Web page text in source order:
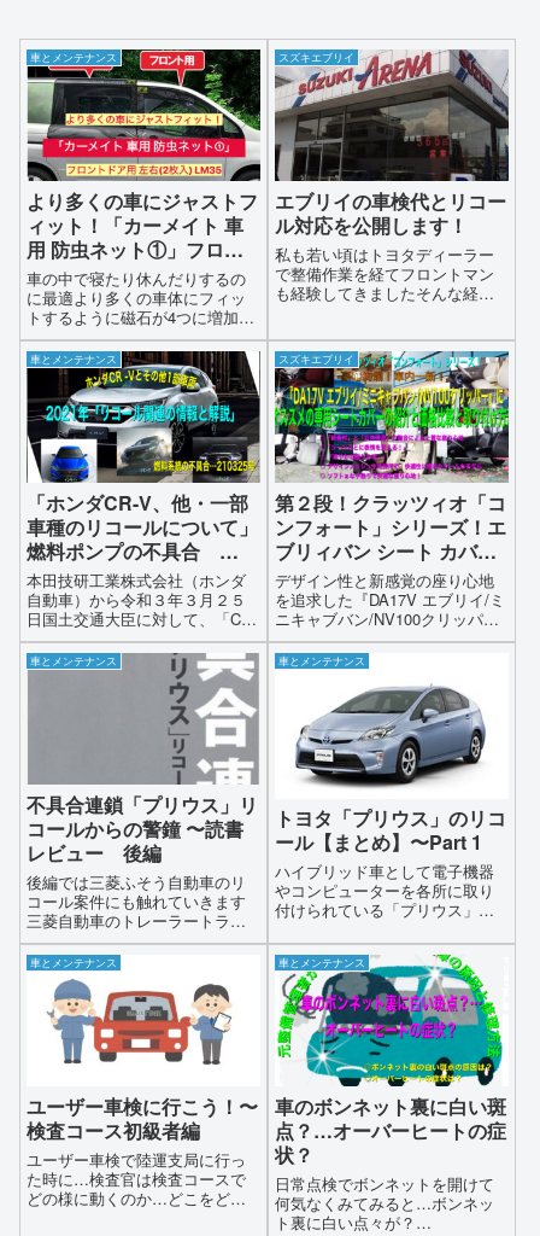
車とメンテナンス
より多くの車にジャストフ
ィット！「カーメイト 車
用 防虫ネット①」フロン
トドア用 左右(2枚入)
LM35
車の中で寝たり休んだりするの
に最適より多くの車体にフィッ
トするように磁石が4つに増加
（3つの従来の製品）虫の侵入を
チャットアウト！（1.5mm）穴
のメッシュを採用フロントドア
用2枚入りのフリーサイズで多く
の車に対応可能軽自動車から大
型車まで取り付けができます
スズキエブリイ
エブリイの車検代とリコー
ル対応を公開します！
私も若い頃はトヨタディーラー
で整備作業を経てフロントマン
も経験してきましたそんな経歴
客様を迎える対応には感心しま
す今回、リコール案件に併せて
車検をお願いしたスズキアリー
ナ川口の対応して頂いた感想と
修理内容についてお話しします
車とメンテナンス
「ホンダCR-V、他・一部
車種のリコールについて」
燃料ポンプの不具合
【2021年~リコール関連の
情報と解説】
本田技研工業株式会社（ホンダ
自動車）から令和３年３月２５
日国土交通大臣に対して、「CR-
V、インサイト、シビック、レジ
ェンド 」の4車種において燃料系
統の不具合によるリコールの届
出があったとのことです対象車
両台数は1万9430台で詳細は下記
スズキエブリイ
第２段！クラッツィオ「コ
ンフォート」シリーズ！エ
ブリィバン シート カバー
価格比較と取り付け方法
デザイン性と新感覚の座り心地
を追求した『DA17V エブリイ/ミ
ニキャブバン/NV100クリッパ
ー』にぴったりのクラッツィオ
「コンフォート」シリーズです
クラッツィオ「コンフォート」
シリーズの『ジャッカ』『クロ
ス』『エアー』『クール』『ネ
オ』の５種類のデザインや機能
を詳しく紹介します
車とメンテナンス
不具合連鎖「プリウス」リ
コールからの警鐘 〜読書
レビュー 後編
後編では三菱ふそう自動車のリ
コール案件にも触れていきます
三菱自動車のトレーラートラッ
クの後輪タイヤが外れ母子3人が
死傷し世間に大きな衝撃を与え
たこの事故はリコールを隠して
いた事が後にわかり自動車会社
のリコールに対する隠蔽体質も
問題視され関係者が逮捕される
と言う刑事責任を負う羽目にも
ことも記事に盛り込みいったい
リコールはなぜなくならないの
か また 自動車メーカーはリコー
ルとどう向き合ってきたのか そ
して 有識者たちはこのリコール
問題をどのようにみているのか
本書の第4章から第6章 について
車とメンテナンス
トヨタ「プリウス」のリコ
ール【まとめ】〜Part 1
ハイブリッド車として電子機器
やコンピューターを各所に取り
付けられている「プリウス」は
件の多い車種ですその様なプリ
ウスのリコールの届出につい
て、時系列で見ていきましょう
車とメンテナンス
ユーザー車検に行こう！〜
検査コース初級者編
ユーザー車検で陸運支局に行っ
た時に…検査官は検査コースで
どの様に動くのか…どこをどの
車とメンテナンス
車のボンネット裏に白い斑
点？…オーバーヒートの症
状？
日常点検でボンネットを開けて
何気なくみてみると…ボンネッ
ト裏に白い点々が？…